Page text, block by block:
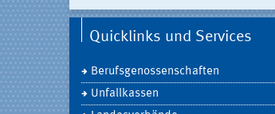
Quicklinks und Services
Berufsgenossenschaften
Unfallkassen